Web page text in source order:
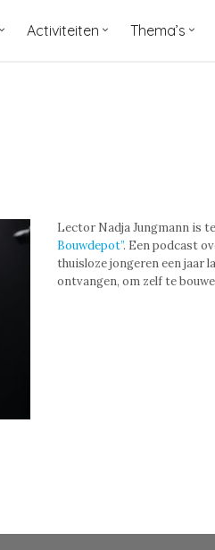
Activiteiten Thema’s
Lector Nadja Jungmann is
Bouwdepot”. Een podcast
thuisloze jongeren een jaar
ontvangen, om zelf te